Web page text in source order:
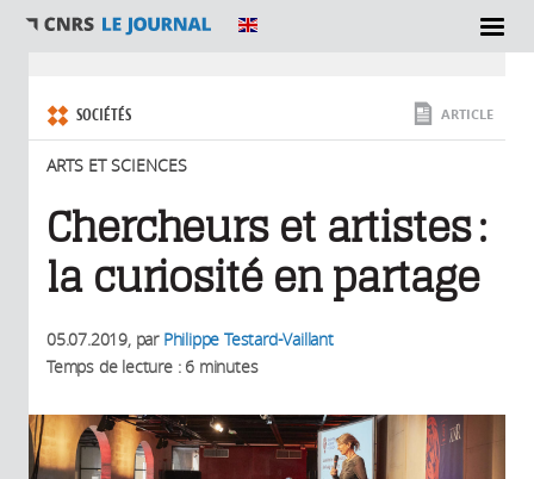
SECTIONS
SOCIÉTÉS
ARTS ET SCIENCES
ARTICLE
Chercheurs et artistes :
la curiosité en partage
05.07.2019, par Philippe Testard-Vaillant
Temps de lecture : 6 minutes